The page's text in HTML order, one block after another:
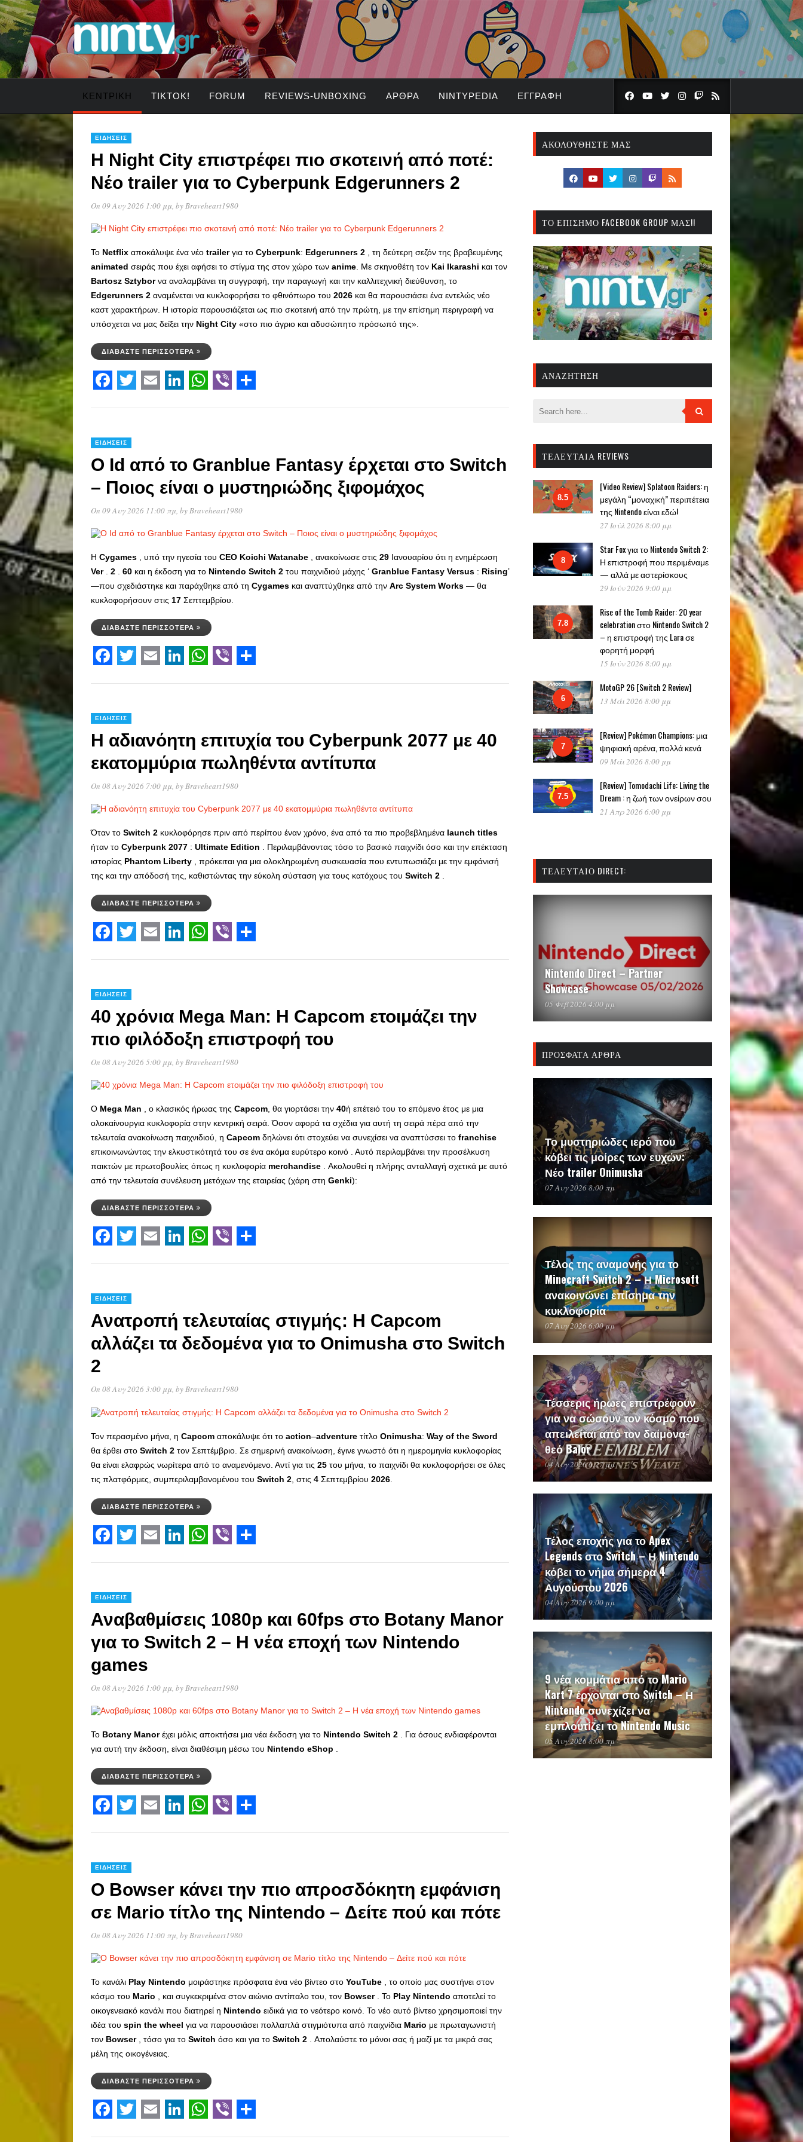
ΚΕΝΤΡΙΚΉ TIKTOK! FORUM REVIEWS-UNBOXING ΆΡΘΡΑ NINTYPEDIA ΕΓΓΡΑΦΉ
ΕΙΔΉΣΕΙΣ
Η Night City επιστρέφει πιο σκοτεινή από ποτέ:
Νέο trailer για το Cyberpunk Edgerunners 2
On 09 Αυγ 2026 1:00 μμ, byBraveheart1980
Το Netflix αποκάλυψε ένα νέο trailerγια το Cyberpunk: Edgerunners 2 , τη δεύτερη σεζόν της βραβευμένης
animated σειράς που έχει αφήσει το στίγμα της στον χώρο των anime. Με σκηνοθέτη τον Kai Ikarashi και τον
Bartosz Sztyborνα αναλαμβάνει τη συγγραφή, την παραγωγή και την καλλιτεχνική διεύθυνση, το
Edgerunners 2 αναμένεται να κυκλοφορήσει το φθινόπωρο του 2026 και θα παρουσιάσει ένα εντελώς νέο
καστ χαρακτήρων. Η ιστορία παρουσιάζεται ως πιο σκοτεινή από την πρώτη, με την επίσημη περιγραφή να
υπόσχεται να μας δείξει την Night City «στο πιο άγριο και αδυσώπητο πρόσωπό της».
ΔΙΑΒΆΣΤΕ ΠΕΡΙΣΣΌΤΕΡΑ
ΕΙΔΉΣΕΙΣ
Ο Id από το Granblue Fantasy έρχεται στο Switch
– Ποιος είναι ο μυστηριώδης ξιφομάχος
On 09 Αυγ 2026 11:00 πμ , by Braveheart1980
Η Cygames , υπό την ηγεσία του CEO Koichi Watanabe , ανακοίνωσε στις 29 Ιανουαρίου ότι η ενημέρωση
Ver. 2 60 και η έκδοση για το Nintendo Switch 2 του παιχνιδιού μάχης ‘ Granblue Fantasy Versus : Rising’
—που σχεδιάστηκε και παράχθηκε από τη Cygames και αναπτύχθηκε από την Arc System Works — θα
κυκλοφορήσουν στις 17 Σεπτεμβρίου.
ΔΙΑΒΆΣΤΕ ΠΕΡΙΣΣΌΤΕΡΑ
ΕΙΔΉΣΕΙΣ
H αδιανόητη επιτυχία του Cyberpunk 2077 με 40
εκατομμύρια πωληθέντα αντίτυπα
On 08 Αυγ 2026 7:00 μμ, byBraveheart1980
Όταν το Switch 2 κυκλοφόρησε πριν από περίπου έναν χρόνο, ένα από τα πιο προβεβλημένα launch titles
ήταν το Cyberpunk 2077 : Ultimate Edition . Περιλαμβάνοντας τόσο το βασικό παιχνίδι όσο και την επέκταση
ιστορίας Phantom Liberty , πρόκειται για μια ολοκληρωμένη συσκευασία που εντυπωσιάζει με την εμφάνισή
της και την απόδοσή της, καθιστώντας την εύκολη σύσταση για τους κατόχους του Switch 2 .
ΔΙΑΒΆΣΤΕ ΠΕΡΙΣΣΌΤΕΡΑ
ΕΙΔΉΣΕΙΣ
40 χρόνια Mega Man: Η Capcom ετοιμάζει την
πιο φιλόδοξη επιστροφή του
On 08 Αυγ 2026 5:00 μμ, byBraveheart1980
Ο Mega Man , ο κλασικός ήρωας της Capcom , θα γιορτάσει την 40ή επέτειό του το επόμενο έτος με μια
ολοκαίνουργια κυκλοφορία στην κεντρική σειρά. Όσον αφορά τα σχέδια για αυτή τη σειρά πέρα από την
τελευταία ανακοίνωση παιχνιδιού, η Capcom δηλώνει ότι στοχεύει να συνεχίσει να αναπτύσσει το franchise
επικοινωνώντας την ελκυστικότητά του σε ένα ακόμα ευρύτερο κοινό . Αυτό περιλαμβάνει την προσέλκυση
παικτών με πρωτοβουλίες όπως η κυκλοφορία merchandise . Ακολουθεί η πλήρης ανταλλαγή σχετικά με αυτό
από την τελευταία συνέλευση μετόχων της εταιρείας (χάρη στη Genki):
ΔΙΑΒΆΣΤΕ ΠΕΡΙΣΣΌΤΕΡΑ
ΕΙΔΉΣΕΙΣ
Ανατροπή τελευταίας στιγμής: Η Capcom
αλλάζει τα δεδομένα για το Onimusha στο Switch
2
On 08 Αυγ 2026 3:00 μμ, byBraveheart1980
Τον περασμένο μήνα, η Capcom αποκάλυψε ότι το action–adventure τίτλο Onimusha: Way of the Sword
θα έρθει στο Switch 2 τον Σεπτέμβριο. Σε σημερινή ανακοίνωση, έγινε γνωστό ότι η ημερομηνία κυκλοφορίας
θα είναι ελαφρώς νωρίτερα από το αναμενόμενο. Αντί για τις 25 του μήνα, το παιχνίδι θα κυκλοφορήσει σε όλες
τις πλατφόρμες, συμπεριλαμβανομένου του Switch 2 , στις 4 Σεπτεμβρίου 2026
ΔΙΑΒΆΣΤΕ ΠΕΡΙΣΣΌΤΕΡΑ
ΕΙΔΉΣΕΙΣ
Αναβαθμίσεις 1080p και 60fps στο Botany Manor
για το Switch 2 – Η νέα εποχή των Nintendo
games
On 08 Αυγ 2026 1:00 μμ, byBraveheart1980
Το Botany Manorέχει μόλις αποκτήσει μια νέα έκδοση για το Nintendo Switch 2 . Για όσους ενδιαφέρονται
για αυτή την έκδοση, είναι διαθέσιμη μέσω του Nintendo eShop .
ΔΙΑΒΆΣΤΕ ΠΕΡΙΣΣΌΤΕΡΑ
ΕΙΔΉΣΕΙΣ
Ο Bowser κάνει την πιο απροσδόκητη εμφάνιση
σε Mario τίτλο της Nintendo – Δείτε πού και πότε
On 08 Αυγ 2026 11:00 πμ , by Braveheart1980
Το κανάλι Play Nintendo μοιράστηκε πρόσφατα ένα νέο βίντεο στο YouTube , το οποίο μας συστήνει στον
κόσμο του Mario , και συγκεκριμένα στον αιώνιο αντίπαλο του, τον Bowser. Το Play Nintendo αποτελεί το
οικογενειακό κανάλι που διατηρεί η Nintendo ειδικά για το νεότερο κοινό. Το νέο αυτό βίντεο χρησιμοποιεί την
ιδέα του spin the wheel για να παρουσιάσει πολλαπλά στιγμιότυπα από παιχνίδια Mario με πρωταγωνιστή
τον Bowser, τόσο για το Switch όσο και για το Switch 2 . Απολαύστε το μόνοι σας ή μαζί με τα μικρά σας
μέλη της οικογένειας.
ΔΙΑΒΆΣΤΕ ΠΕΡΙΣΣΌΤΕΡΑ
ΑΚΟΛΟΥΘΉΣΤΕ ΜΑΣ
ΤΟ ΕΠΊΣΗΜΟ FACEBOOK GROUP ΜΑΣ!!
ΑΝΑΖΉΤΗΣΗ
ΤΕΛΕΥΤΑΊΑ REVIEWS
8.5
[Video Review] Splatoon Raiders: η
μεγάλη “μοναχική” περιπέτεια
της Nintendo είναι εδώ!
27 Ιούλ 2026 8:00 μμ
8
Star Fox για το Nintendo Switch 2:
Η επιστροφή που περιμέναμε
— αλλά με αστερίσκους
29 Ιούν 2026 9:00 μμ
7.8
Rise of the Tomb Raider: 20 year
celebration στο Nintendo Switch 2
– η επιστροφή της Lara σε
φορητή μορφή
15 Ιούν 2026 8:00 μμ
6
MotoGP 26 [Switch 2 Review]
13 Μάι 2026 8:00 μμ
7
[Review] Pokémon Champions: μια
ψηφιακή αρένα, πολλά κενά
09 Μάι 2026 8:00 μμ
7.5
[Review] Tomodachi Life: Living the
Dream : η ζωή των ονείρων σου
21 Απρ 2026 6:00 μμ
ΤΕΛΕΥΤΑΊΟ DIRECT:
Nintendo Direct – Partner
Showcase
05 Φεβ 2026 4:00 μμ
ΠΡΌΣΦΑΤΑ ΆΡΘΡΑ
Το μυστηριώδες ιερό που
κόβει τις μοίρες των ευχών:
Νέο trailer Onimusha
07 Αυγ 2026 8:00 πμ
Τέλος της αναμονής για το
Minecraft Switch 2 – Η Microsoft
ανακοινώνει επίσημα την
κυκλοφορία
07 Αυγ 2026 6:00 μμ
Τέσσερις ήρωες επιστρέφουν
για να σώσουν τον κόσμο που
απειλείται από τον δαίμονα-
θεό Balor
04 Αυγ 2026 6:27 μμ
Τέλος εποχής για το Apex
Legends στο Switch – Η Nintendo
κόβει το νήμα σήμερα 4
Αυγούστου 2026
04 Αυγ 2026 9:00 μμ
9 νέα κομμάτια από το Mario
Kart 7 έρχονται στο Switch – Η
Nintendo συνεχίζει να
εμπλουτίζει το Nintendo Music
05 Αυγ 2026 8:00 πμ